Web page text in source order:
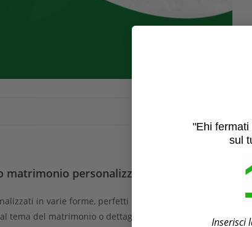
matrimonio personalizzati
in varie forme, perfetti per indicare il nome o il
tema del matrimonio o dettagli speciali che riflettano il
"Ehi
sul
Inserisci